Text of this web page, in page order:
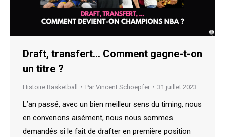
Draft, transfert… Comment gagne-t-on
un titre ?
Histoire Basketball Par Vincent Schoepfer 31 juillet 2023
L’an passé, avec un bien meilleur sens du timing, nous
en convenons aisément, nous nous sommes
demandés si le fait de drafter en première position